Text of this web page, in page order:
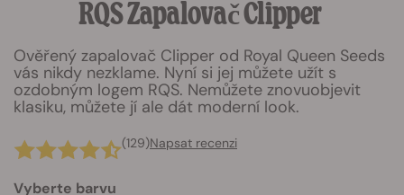
RQS Zapalovač Clipper
Ověřený zapalovač Clipper od Royal Queen Seeds
vás nikdy nezklame. Nyní si jej můžete užít s
ozdobným logem RQS. Nemůžete znovuobjevit
klasiku, můžete jí ale dát moderní look.
(129)Napsat recenzi
Vyberte barvu